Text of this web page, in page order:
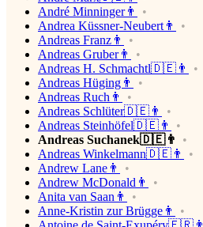
André Minninger👨
Andrea Küssner-Neubert👨
Andreas Franz👨
Andreas Gruber👨
Andreas H. Schmachtl🇩🇪👨
Andreas Hüging👨
Andreas Ruch👨
Andreas Schlüter🇩🇪👨
Andreas Steinhöfel🇩🇪👨
Andreas Suchanek🇩🇪👨
Andreas Winkelmann🇩🇪👨
Andrew Lane👨
Andrew McDonald👨
Anita van Saan👨
Anne-Kristin zur Brügge👨